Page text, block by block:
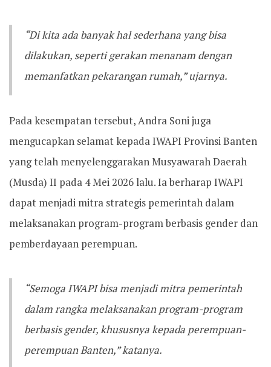
“Di kita ada banyak hal sederhana yang bisa
dilakukan, seperti gerakan menanam dengan
memanfatkan pekarangan rumah,” ujarnya.
Pada kesempatan tersebut, Andra Soni juga
mengucapkan selamat kepada IWAPI Provinsi Banten
yang telah menyelenggarakan Musyawarah Daerah
(Musda) II pada 4 Mei 2026 lalu. Ia berharap IWAPI
dapat menjadi mitra strategis pemerintah dalam
melaksanakan program-program berbasis gender dan
pemberdayaan perempuan.
“Semoga IWAPI bisa menjadi mitra pemerintah
dalam rangka melaksanakan program-program
berbasis gender, khususnya kepada perempuan-
perempuan Banten,” katanya.